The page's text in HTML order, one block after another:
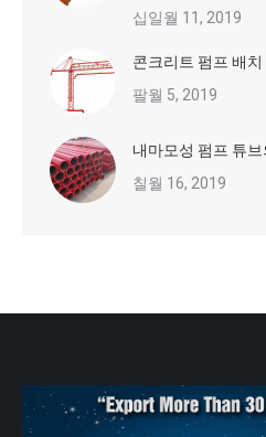
십일월 11, 2019
콘크리트 펌프 배
팔월 5, 2019
내마모성 펌프 튜브
칠월 16, 2019